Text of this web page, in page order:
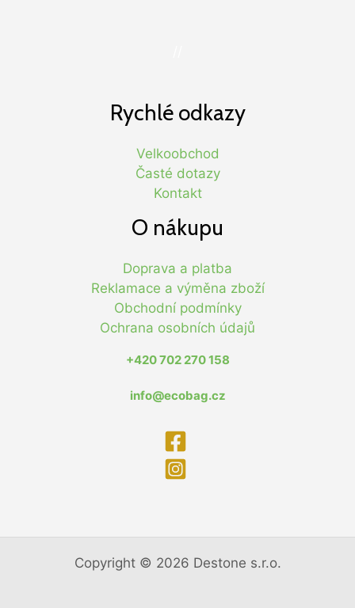
Rychlé odkazy
Velkoobchod
Časté dotazy
Kontakt
O nákupu
Doprava a platba
Reklamace a výměna zboží
Obchodní podmínky
Ochrana osobních údajů
+420 702 270 158
info@ecobag.cz
Copyright © 2026 Destone s.r.o.